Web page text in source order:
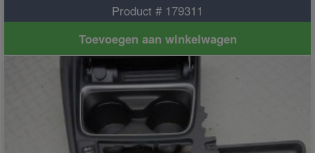
Product # 179311
Toevoegen aan winkelwagen